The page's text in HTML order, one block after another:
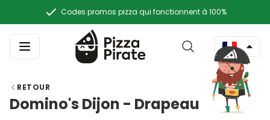
Codes promos pizza qui fonctionnent à 100%
RETOUR
Domino's Dijon - Drapeau